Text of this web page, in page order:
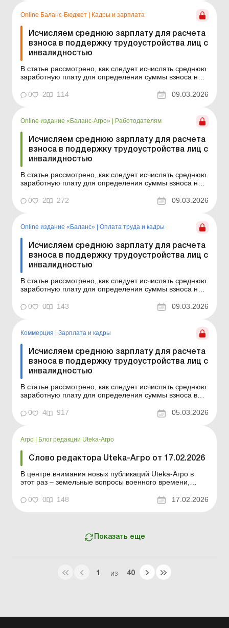
Online Баланс-Бюджет | Кадры и зарплата
Исчисляем среднюю зарплату для расчета
взноса в поддержку трудоустройства лиц с
инвалидностью
В статье рассмотрено, как следует исчислять среднюю
заработную плату для определения суммы взноса на
согласно постановлению КМУ, утвержденному в
феврале 2026 года. Баланс-Бюджет № 10 от 10 марта
выполнения ра...
0 2 114 09.03.2026
Online издание «Баланс-Агро» | Работодателям
Исчисляем среднюю зарплату для расчета
взноса в поддержку трудоустройства лиц с
инвалидностью
В статье рассмотрено, как следует исчислять среднюю
заработную плату для определения суммы взноса на
согласно постановлению КМУ, утвержденному в
феврале 2026 года. Баланс-Агро № 10 от 10 марта
выполнения рабо...
0 2 272 09.03.2026
Online издание «Баланс» Оплата труда и кадры
Исчисляем среднюю зарплату для расчета
взноса в поддержку трудоустройства лиц с
инвалидностью
В статье рассмотрено, как следует исчислять среднюю
заработную плату для определения суммы взноса на
согласно постановлению КМУ, утвержденному в
феврале 2026 года. Баланс № 10 от 10 марта 2026
работодат...
0 0 143 09.03.2026
Коммерция Зарплата и кадры
Исчисляем среднюю зарплату для расчета
взноса в поддержку трудоустройства лиц с
инвалидностью
В статье рассмотрено, как следует исчислять среднюю
заработную плату для определения суммы взноса в
согласно постановлению КМУ, утвержденному в
феврале 2026 года. Норматив по трудоустройству лиц
ц...
0 4 917 05.03.2026
Агро | Блог редакции Uteka-Агро
Слово редактора Uteka-Агро от 17.02.2026
В центре внимания новых публикаций Uteka-Агро в
этот раз – земельные вопросы военного времени,
отчетности и практические ситуации по учету потерь и
0 0 148 17.02.2026
Показать еще
1 ИЗ 40